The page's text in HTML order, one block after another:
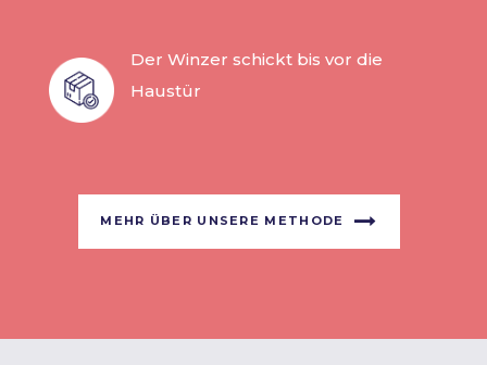
Der Winzer schickt bis vor die
Haustür
MEHR ÜBER UNSERE METHODE